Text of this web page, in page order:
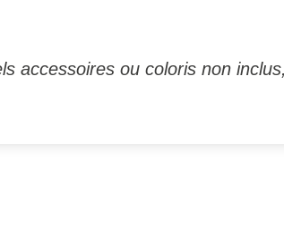
accessoires ou coloris non